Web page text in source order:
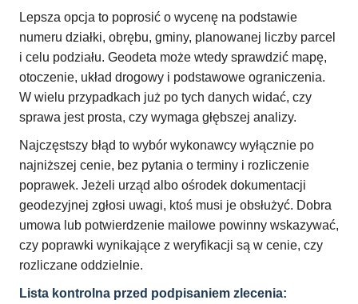
Lepsza opcja to poprosić o wycenę na podstawie
numeru działki, obrębu, gminy, planowanej liczby parcel
i celu podziału. Geodeta może wtedy sprawdzić mapę,
otoczenie, układ drogowy i podstawowe ograniczenia.
W wielu przypadkach już po tych danych widać, czy
sprawa jest prosta, czy wymaga głębszej analizy.
Najczęstszy błąd to wybór wykonawcy wyłącznie po
najniższej cenie, bez pytania o terminy i rozliczenie
poprawek. Jeżeli urząd albo ośrodek dokumentacji
geodezyjnej zgłosi uwagi, ktoś musi je obsłużyć. Dobra
umowa lub potwierdzenie mailowe powinny wskazywać,
czy poprawki wynikające z weryfikacji są w cenie, czy
rozliczane oddzielnie.
Lista kontrolna przed podpisaniem zlecenia: